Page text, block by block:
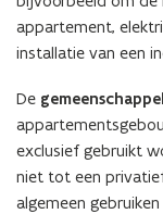
appartement,
installatie van een
De
exclusief gebruikt
niet tot een
algemeen